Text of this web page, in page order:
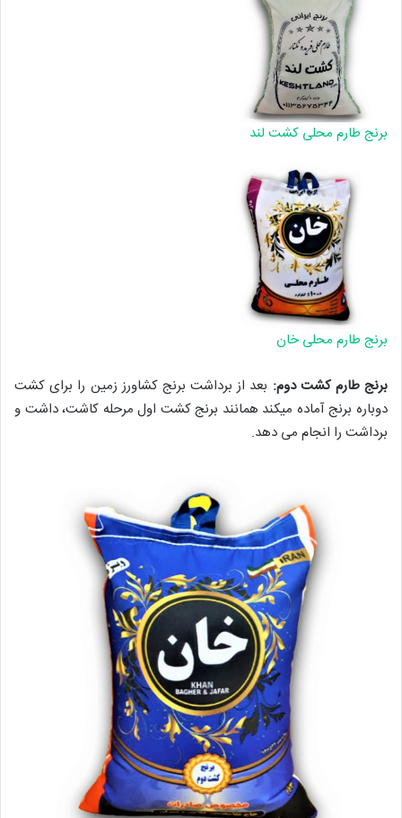
برنج طارم محلی کشت لند
برنج طارم محلی خان
برنج طارم کشت دوم: بعد از برداشت برنج کشاورز زمین را برای کشت
دوباره برنج آماده میکند همانند برنج کشت اول مرحله کاشت، داشت و
برداشت را انجام می دهد.